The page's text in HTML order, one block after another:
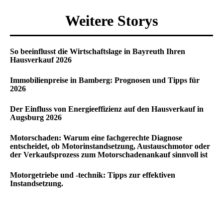
Weitere Storys
So beeinflusst die Wirtschaftslage in Bayreuth Ihren
Hausverkauf 2026
Immobilienpreise in Bamberg: Prognosen und Tipps für
2026
Der Einfluss von Energieeffizienz auf den Hausverkauf in
Augsburg 2026
Motorschaden: Warum eine fachgerechte Diagnose
entscheidet, ob Motorinstandsetzung, Austauschmotor oder
der Verkaufsprozess zum Motorschadenankauf sinnvoll ist
Motorgetriebe und -technik: Tipps zur effektiven
Instandsetzung.